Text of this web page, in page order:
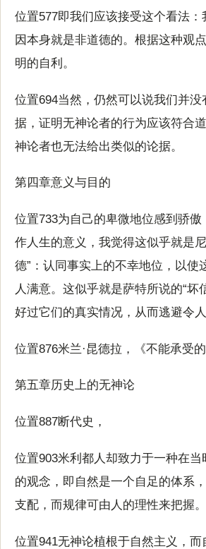
位置577即我们应该接受这个看法
因本身就是非道德的。根据这种观
明的自利。
位置694当然，仍然可以说我们并没
据，证明无神论者的行为应该符合
神论者也无法给出类似的论据。
第四章意义与目的
位置733为自己的卑微地位感到骄
作人生的意义，我觉得这似乎就是
德”：认同事实上的不幸地位，以使
人满意。这似乎就是萨特所说的“坏
好过它们的真实情况，从而逃避令人
位置876米兰·昆德拉，《不能承受的
第五章历史上的无神论
位置887断代史，
位置903米利都人却致力于一种在当
的观念，即自然是一个自足的体系
支配，而规律可由人的理性来把握。
位置941无神论植根于自然主义，